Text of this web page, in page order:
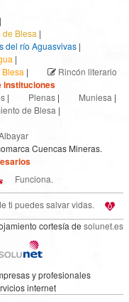
|
Blesa |
del río Aguasvivas |
|
| Rincón literario
instituciones
| Plenas | Muniesa |
de Blesa |
Cuencas Mineras.
Funciona.
ti puedes salvar vidas.
cortesía de solunet.es
y profesionales
internet